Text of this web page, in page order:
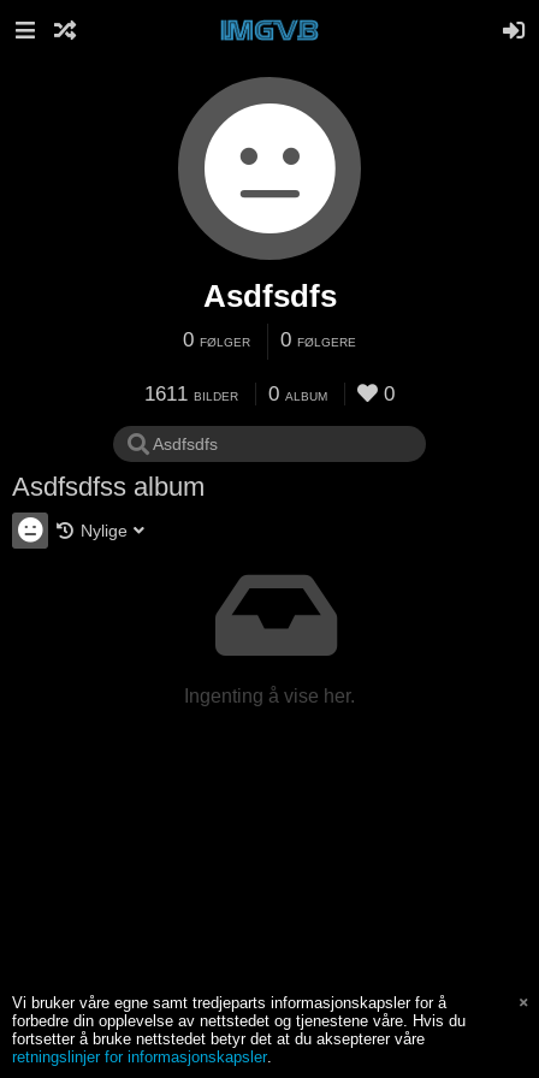
Asdfsdfs
0 FØLGER 0 FØLGERE
1611 BILDER 0 ALBUM 0
Asdfsdfss album
Nylige
Ingenting å vise her.
Vi bruker våre egne samt tredjeparts informasjonskapsler for å
forbedre din opplevelse av nettstedet og tjenestene våre. Hvis du
fortsetter å bruke nettstedet betyr det at du aksepterer våre
retningslinjer for informasjonskapsler.